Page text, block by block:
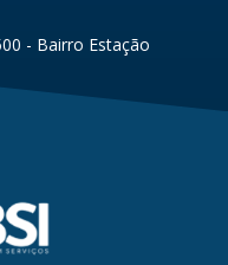
- Bairro Estação